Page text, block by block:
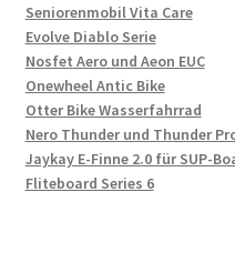
Seniorenmobil Vita Care
Evolve Diablo Serie
Nosfet Aero und Aeon EUC
Onewheel Antic Bike
Otter Bike Wasserfahrrad
Nero Thunder und Thunder
Jaykay E-Finne 2.0 für SUP-
Fliteboard Series 6